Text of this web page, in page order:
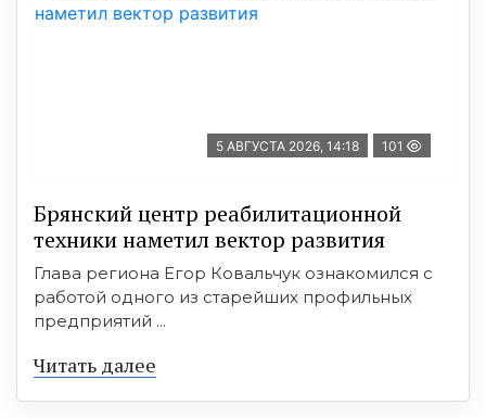
5 АВГУСТА 2026, 14:18 101
Брянский центр реабилитационной
техники наметил вектор развития
Глава региона Егор Ковальчук ознакомился с
работой одного из старейших профильных
предприятий ...
Читать далее